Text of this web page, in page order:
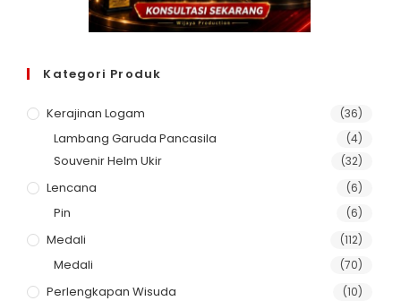
Kategori Produk
Kerajinan Logam (36)
Lambang Garuda Pancasila (4)
Souvenir Helm Ukir (32)
Lencana (6)
Pin (6)
Medali (112)
Medali (70)
Perlengkapan Wisuda (10)